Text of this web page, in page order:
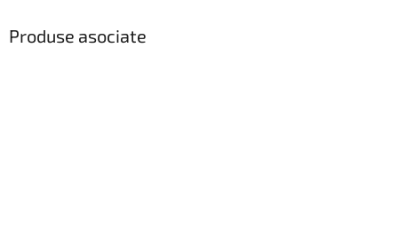
Produse asociate